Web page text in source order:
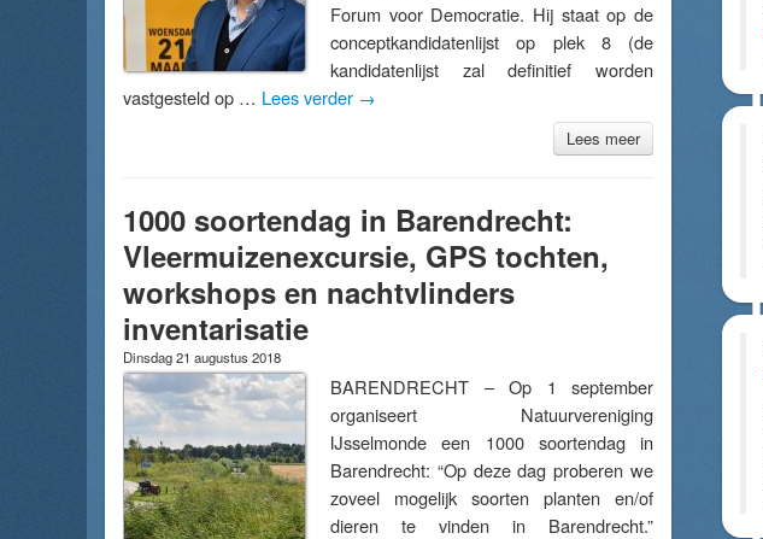
Forum voor Democratie. Hij staat op de
conceptkandidatenlijst op plek 8 (de
kandidatenlijst zal definitief worden
vastgesteld op … Lees verder →
Lees meer
1000 soortendag in Barendrecht:
Vleermuizenexcursie, GPS tochten,
workshops en nachtvlinders
inventarisatie
Dinsdag 21 augustus 2018
BARENDRECHT – Op 1 september
organiseert Natuurvereniging
IJsselmonde een 1000 soortendag in
Barendrecht: “Op deze dag proberen we
zoveel mogelijk soorten planten en/of
dieren te vinden in Barendrecht.”